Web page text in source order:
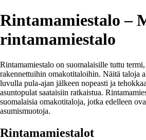
Rintamamiestalo –
rintamamiestalo
Rintamamiestalo on suomalaisille tuttu
rakennettuihin omakotitaloihin. Näitä taloja
luvulla pula-ajan jälkeen nopeasti ja
asuntopulat saataisiin ratkaistua.
suomalaisia omakotitaloja, jotka edelleen
asumismuotoja.
Rintamamiestalot